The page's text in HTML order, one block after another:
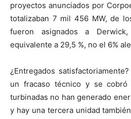
proyectos anunciados por
totalizaban 7 mil 456 MW, de
fueron asignados a
equivalente a 29,5 %, no el 6%
¿Entregados
un fracaso técnico y se
turbinadas no han generado
y hay una tercera unidad